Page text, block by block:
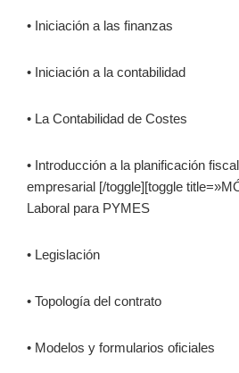
• Iniciación a las finanzas
• Iniciación a la contabilidad
• La Contabilidad de Costes
• Introducción a la planificación
empresarial [/toggle][toggle
Laboral para PYMES
• Legislación
• Topología del contrato
• Modelos y formularios oficiales